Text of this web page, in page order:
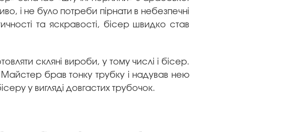
і не було потреби пірнати в небезпечні
та яскравості, бісер швидко став
скляні вироби, у тому числі і бісер.
брав тонку трубку і надував нею
у вигляді довгастих трубочок.